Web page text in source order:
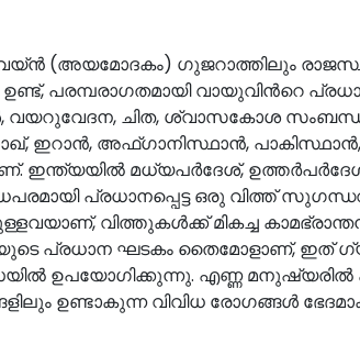
(അയമോദകം) ഗുജറാത്തിലും
പരമ്പരാഗതമായി വായുവിൻറെ
വയറുവേദന, ചിത, ശ്വാസകോശ
ഇറാൻ, അഫ്ഗാനിസ്ഥാൻ,
ഇന്ത്യയിൽ മധ്യപർദേശ്,
പ്രധാനപ്പെട്ട ഒരു വിത്ത്
വിത്തുകൾക്ക് മികച്ച
പ്രധാന ഘടകം തൈമോളാണ്, ഇത്
ഉപയോഗിക്കുന്നു. എണ്ണ മനുഷ്യരിൽ
ഉണ്ടാകുന്ന വിവിധ രോഗങ്ങൾ